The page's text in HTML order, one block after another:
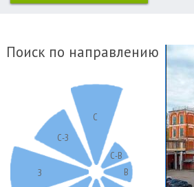
Поиск по направлению
С
С-В
В
З
С-З